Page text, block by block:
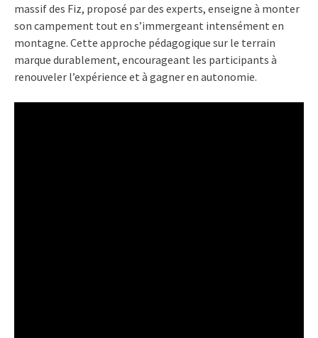
massif des Fiz, proposé par des experts, enseigne à monter
son campement tout en s’immergeant intensément en
montagne. Cette approche pédagogique sur le terrain
marque durablement, encourageant les participants à
renouveler l’expérience et à gagner en autonomie.